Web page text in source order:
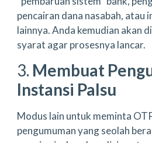
pencairan dana nasabah, atau
lainnya. Anda kemudian akan
syarat agar prosesnya lancar.
3. Membuat
Instansi Palsu
Modus lain untuk meminta
pengumuman yang seolah